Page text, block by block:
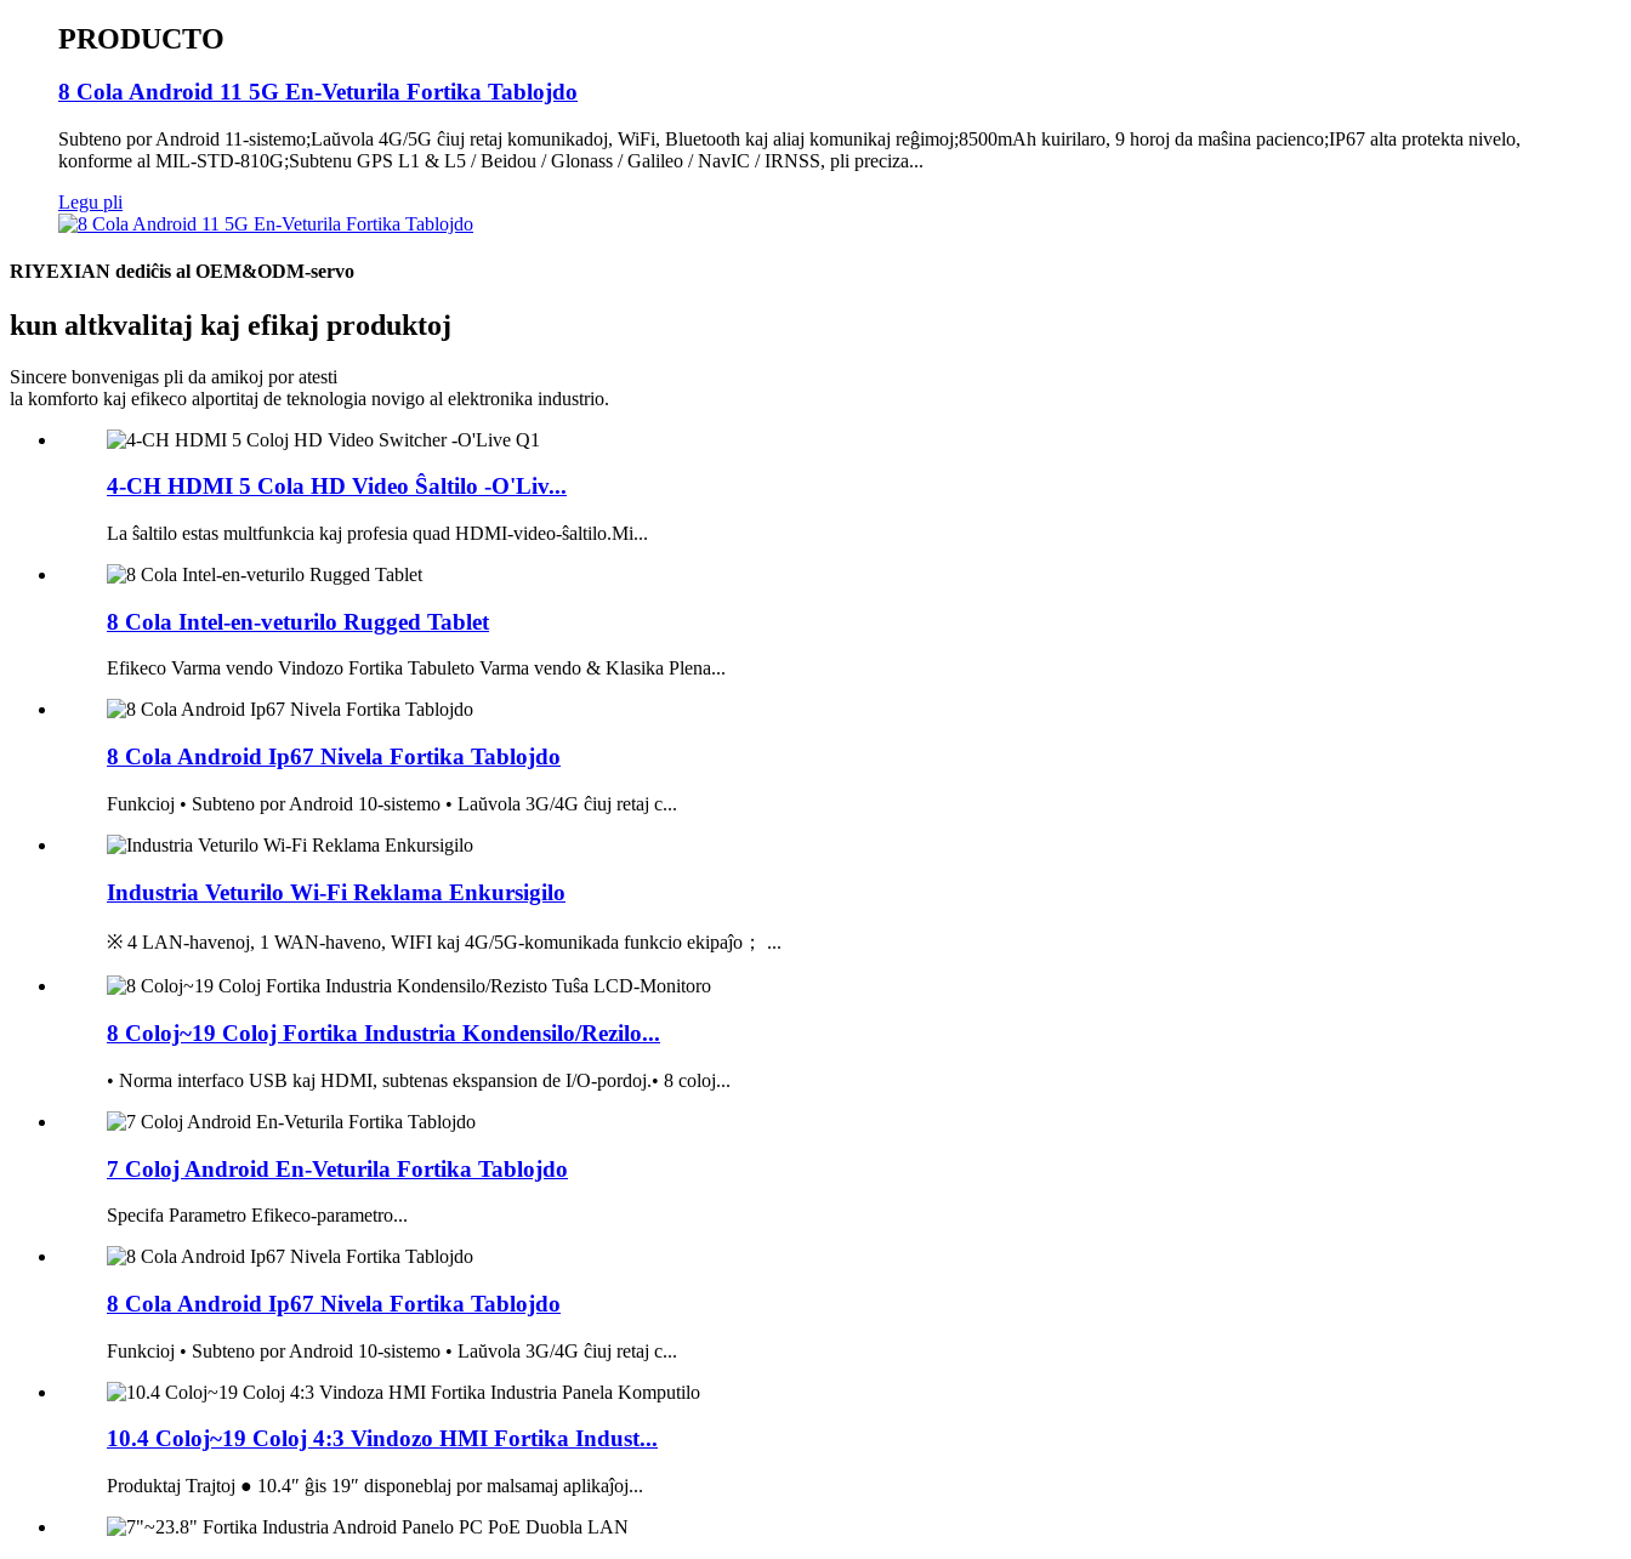
PRODUCTO
8 Cola Android 11 5G En-Veturila Fortika Tablojdo
Subteno por Android 11-sistemo;Laŭvola 4G/5G ĉiuj retaj komunikadoj, WiFi, Bluetooth kaj aliaj komunikaj reĝimoj;8500mAh kuirilaro, 9 horoj da maŝina pacienco;IP67 alta protekta nivelo,
konforme al MIL-STD-810G;Subtenu GPS L1 & L5 / Beidou / Glonass / Galileo / NavIC / IRNSS, pli preciza...
Legu pli
RIYEXIAN dediĉis al OEM&ODM-servo
kun altkvalitaj kaj efikaj produktoj
Sincere bonvenigas pli da amikoj por atesti
la komforto kaj efikeco alportitaj de teknologia novigo al elektronika industrio.
4-CH HDMI 5 Cola HD Video Ŝaltilo -O'Liv...
La ŝaltilo estas multfunkcia kaj profesia quad HDMI-video-ŝaltilo.Mi...
8 Cola Intel-en-veturilo Rugged Tablet
Efikeco Varma vendo Vindozo Fortika Tabuleto Varma vendo & Klasika Plena...
8 Cola Android Ip67 Nivela Fortika Tablojdo
Funkcioj • Subteno por Android 10-sistemo • Laŭvola 3G/4G ĉiuj retaj c...
Industria Veturilo Wi-Fi Reklama Enkursigilo
※ 4 LAN-havenoj, 1 WAN-haveno, WIFI kaj 4G/5G-komunikada funkcio ekipaĵo； ...
8 Coloj~19 Coloj Fortika Industria Kondensilo/Rezilo...
• Norma interfaco USB kaj HDMI, subtenas ekspansion de I/O-pordoj.• 8 coloj...
7 Coloj Android En-Veturila Fortika Tablojdo
Specifa Parametro Efikeco-parametro...
8 Cola Android Ip67 Nivela Fortika Tablojdo
Funkcioj • Subteno por Android 10-sistemo • Laŭvola 3G/4G ĉiuj retaj c...
10.4 Coloj~19 Coloj 4:3 Vindozo HMI Fortika Indust...
Produktaj Trajtoj ● 10.4″ ĝis 19″ disponeblaj por malsamaj aplikaĵoj...